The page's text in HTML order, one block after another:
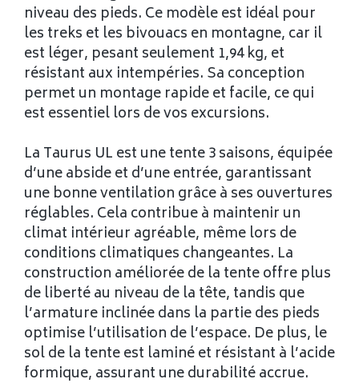
niveau des pieds. Ce modèle est idéal pour
les treks et les bivouacs en montagne, car il
est léger, pesant seulement 1,94 kg, et
résistant aux intempéries. Sa conception
permet un montage rapide et facile, ce qui
est essentiel lors de vos excursions.
La Taurus UL est une tente 3 saisons, équipée
d’une abside et d’une entrée, garantissant
une bonne ventilation grâce à ses ouvertures
réglables. Cela contribue à maintenir un
climat intérieur agréable, même lors de
conditions climatiques changeantes. La
construction améliorée de la tente offre plus
de liberté au niveau de la tête, tandis que
l’armature inclinée dans la partie des pieds
optimise l’utilisation de l’espace. De plus, le
sol de la tente est laminé et résistant à l’acide
formique, assurant une durabilité accrue.